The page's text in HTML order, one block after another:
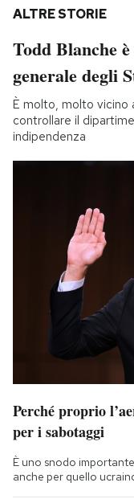
ALTRE STORIE
Todd Blanche
generale degli
È molto, molto vicino
controllare il
indipendenza
Perché proprio
per i sabotaggi
È uno snodo
anche per quello